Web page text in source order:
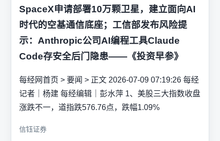
SpaceX申请部署10万颗卫星，建立面向AI
时代的空基通信底座；工信部发布风险提
示：Anthropic公司AI编程工具Claude
Code存安全后门隐患——《投资早参》
每经网首页 > 要闻 > 正文 2026-07-09 07:19:26 每经
记者｜杨建 每经编辑｜彭水萍 1、美股三大指数收盘
涨跌不一，道指跌576.76点，跌幅1.09%
信钰证券